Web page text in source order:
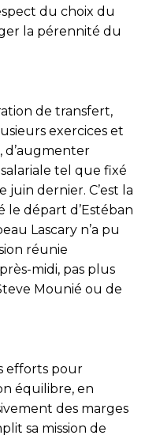
du choix du
la pérennité du
de transfert,
exercices et
d’augmenter
tel que fixé
juin dernier. C’est la
le départ d’Estéban
Lascary n’a pu
réunie
midi, pas plus
Mounié ou de
efforts pour
équilibre, en
des marges
sa mission de